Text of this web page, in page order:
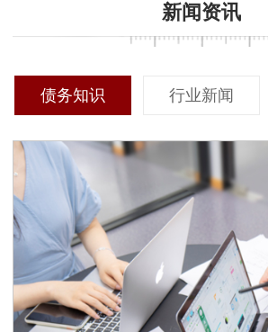
至关重要。透明的收费体系能
费用纠纷。
听取他
新闻资讯
债务知识 行业新闻